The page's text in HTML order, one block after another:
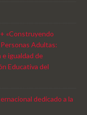
«Construyendo
Adultas:
e igualdad de
Educativa del
dedicado a la